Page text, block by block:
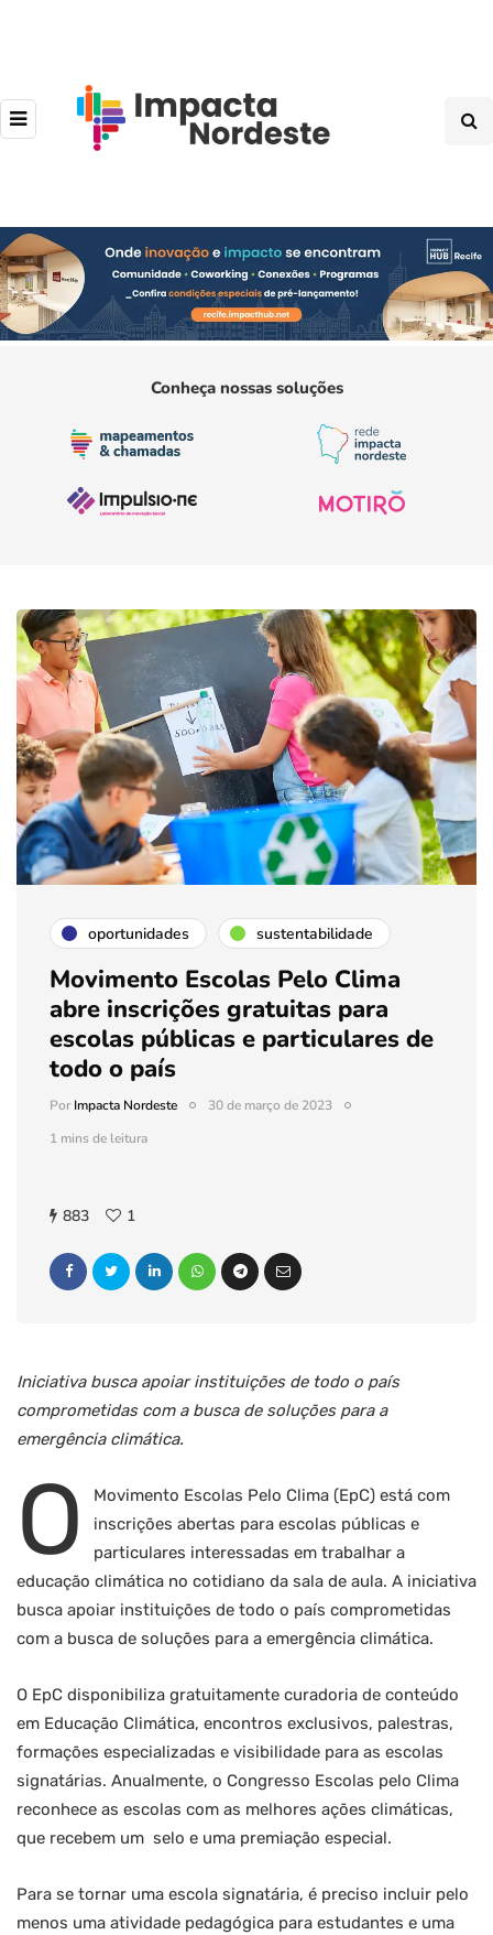
Conheça nossas soluções
oportunidades sustentabilidade
Movimento Escolas Pelo Clima
abre inscrições gratuitas para
escolas públicas e particulares de
todo o país
PorImpacta Nordeste
30 de março de 2023
1 mins de leitura
883 1
Iniciativa busca apoiar instituições de todo o país
comprometidas com a busca de soluções para a
emergência climática.
O
Movimento Escolas Pelo Clima (EpC) está com
inscrições abertas para escolas públicas e
particulares interessadas em trabalhar a
educação climática no cotidiano da sala de aula. A iniciativa
busca apoiar instituições de todo o país comprometidas
com a busca de soluções para a emergência climática.
O EpC disponibiliza gratuitamente curadoria de conteúdo
em Educação Climática, encontros exclusivos, palestras,
formações especializadas e visibilidade para as escolas
signatárias. Anualmente, o Congresso Escolas pelo Clima
reconhece as escolas com as melhores ações climáticas,
que recebem um selo e uma premiação especial.
Para se tornar uma escola signatária, é preciso incluir pelo
menos uma atividade pedagógica para estudantes e uma